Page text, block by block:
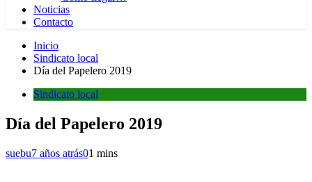
Noticias
Contacto
Inicio
Sindicato local
Día del Papelero 2019
Sindicato local
Día del Papelero 2019
suebu7 años atrás01 mins